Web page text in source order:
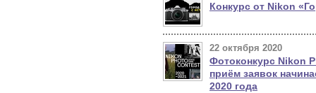
Конкурс от Nikon
22 октября 2020
Фотоконкурс Nikon
приём заявок
2020 года